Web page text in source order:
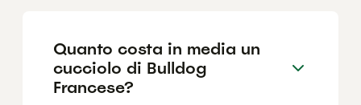
Quanto costa in media un
cucciolo di Bulldog
Francese?